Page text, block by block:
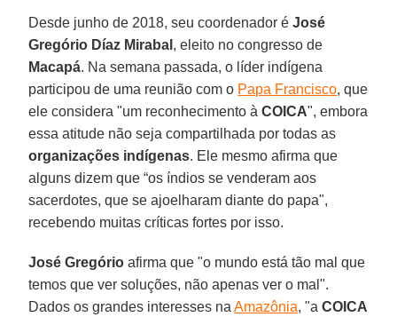
Desde junho de 2018, seu coordenador éJosé
Gregório Díaz Mirabal , eleito no congresso de
Macapá. Na semana passada, o líder indígena
participou de uma reunião com o Papa Francisco, que
ele considera "um reconhecimento àCOICA", embora
essa atitude não seja compartilhada por todas as
organizações indígenas. Ele mesmo afirma que
alguns dizem que “os índios se venderam aos
sacerdotes, que se ajoelharam diante do papa",
recebendo muitas críticas fortes por isso.
José Gregório afirma que "o mundo está tão mal que
temos que ver soluções, não apenas ver o mal".
Dados os grandes interesses naAmazônia, "aCOICA